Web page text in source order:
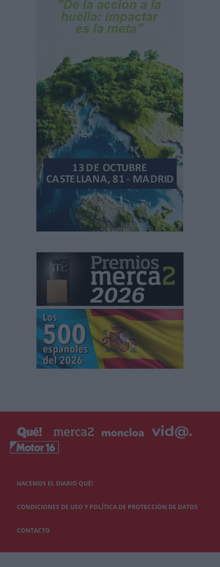
HACEMOS EL DIARIO QUÉ!
CONDICIONES DE USO Y POLÍTICA DE PROTECCIÓN DE DATOS
CONTACTO